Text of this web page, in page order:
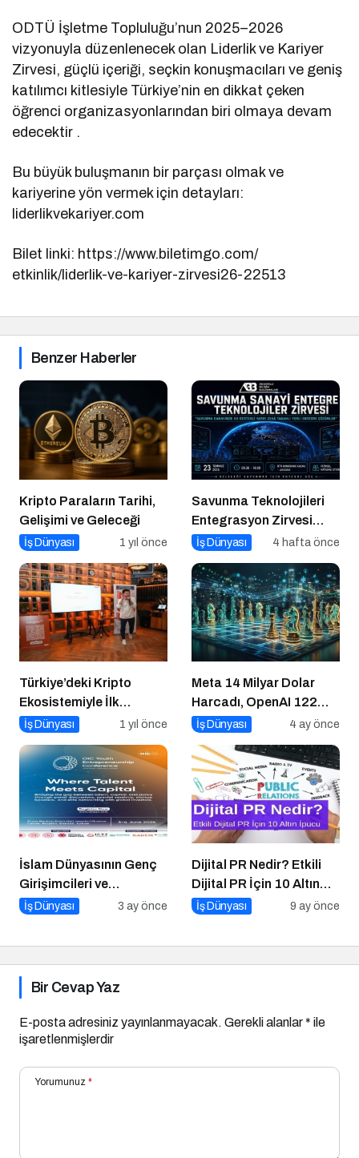
ODTÜ İşletme Topluluğu’nun 2025–2026
vizyonuyla düzenlenecek olan Liderlik ve Kariyer
Zirvesi, güçlü içeriği, seçkin konuşmacıları ve geniş
katılımcı kitlesiyle Türkiye’nin en dikkat çeken
öğrenci organizasyonlarından biri olmaya devam
edecektir .
Bu büyük buluşmanın bir parçası olmak ve
kariyerine yön vermek için detayları:
liderlikvekariyer.com
Bilet linki: https://www.biletimgo.com/
etkinlik/liderlik-ve-kariyer-zirvesi26-22513
Benzer Haberler
Kripto Paraların Tarihi,
Gelişimi ve Geleceği
İş Dünyası 1 yıl önce
Savunma Teknolojileri
Entegrasyon Zirvesi
Ankara’da
İş Dünyası 4 hafta önce
Türkiye’deki Kripto
Ekosistemiyle İlk
Buluşma
İş Dünyası 1 yıl önce
Meta 14 Milyar Dolar
Harcadı, OpenAI 122
Milyar Topladı: Girişimci
İş Dünyası 4 ay önce
İslam Dünyasının Genç
Girişimcileri ve
Yatırımcıları İstanbul’da
İş Dünyası 3 ay önce
Dijital PR Nedir? Etkili
Dijital PR İçin 10 Altın
İpucu
İş Dünyası 9 ay önce
Bir Cevap Yaz
E-posta adresiniz yayınlanmayacak. Gerekli alanlar* ile
işaretlenmişlerdir
Yorumunuz *